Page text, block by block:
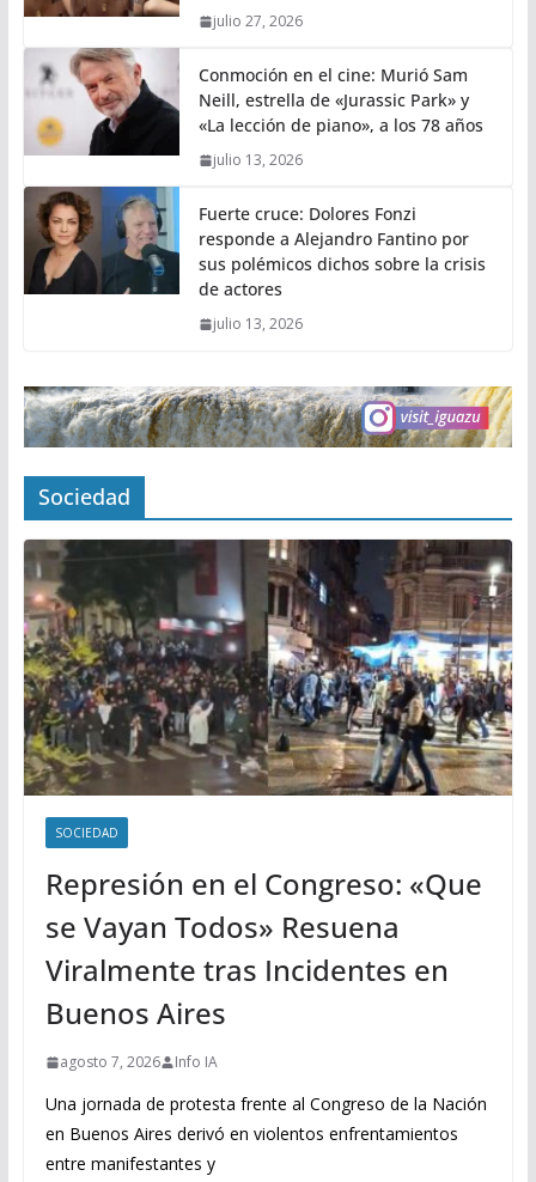
julio 27, 2026
Conmoción en el cine: Murió Sam
Neill, estrella de «Jurassic Park» y
«La lección de piano», a los 78 años
julio 13, 2026
Fuerte cruce: Dolores Fonzi
responde a Alejandro Fantino por
sus polémicos dichos sobre la crisis
de actores
julio 13, 2026
Sociedad
SOCIEDAD
Represión en el Congreso: «Que
se Vayan Todos» Resuena
Viralmente tras Incidentes en
Buenos Aires
agosto 7, 2026 Info IA
Una jornada de protesta frente al Congreso de la Nación
en Buenos Aires derivó en violentos enfrentamientos
entre manifestantes y